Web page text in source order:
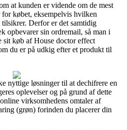
at kunden er vidende om de mest
købet, eksempelvis hvilken
Derfor er det samtidig
opbevarer sin ordremail, så man i
sit køb af House doctor effect
du er på udkig efter et produkt til
nyttige løsninger til at dechifrere en
oplevelser og på grund af dette
virksomhedens omtaler af
(grøn) forinden du placerer din